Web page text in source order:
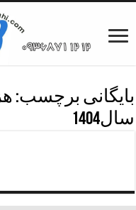
بایگانی برچسب:
سال1404